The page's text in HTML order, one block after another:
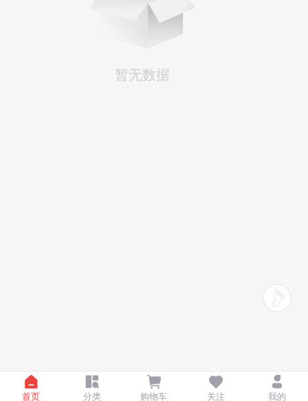
暂无数据
首页 分类 购物车 关注 我的